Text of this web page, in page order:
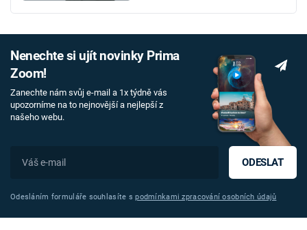
Nenechte si ujít novinky Prima
Zoom!
Zanechte nám svůj e-mail a 1x týdně vás
upozorníme na to nejnovější a nejlepší z
našeho webu.
ODESLAT
Odesláním formuláře souhlasíte spodmínkami zpracování osobních údajů